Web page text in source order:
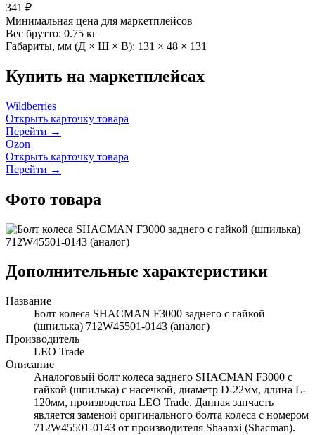
341 ₽
Минимальная цена для маркетплейсов
Вес брутто: 0.75 кг
Габариты, мм (Д × Ш × В): 131 × 48 × 131
Купить на маркетплейсах
Wildberries
Открыть карточку товара
Перейти →
Ozon
Открыть карточку товара
Перейти →
Фото товара
Дополнительные характеристики
Название
Болт колеса SHACMAN F3000 заднего с гайкой
(шпилька) 712W45501-0143 (аналог)
Производитель
LEO Trade
Описание
Аналоговый болт колеса заднего SHACMAN F3000 с
гайкой (шпилька) с насечкой, диаметр D-22мм, длина L-
120мм, производства LEO Trade. Данная запчасть
является заменой оригинального болта колеса с номером
712W45501-0143 от производителя Shaanxi (Shacman).